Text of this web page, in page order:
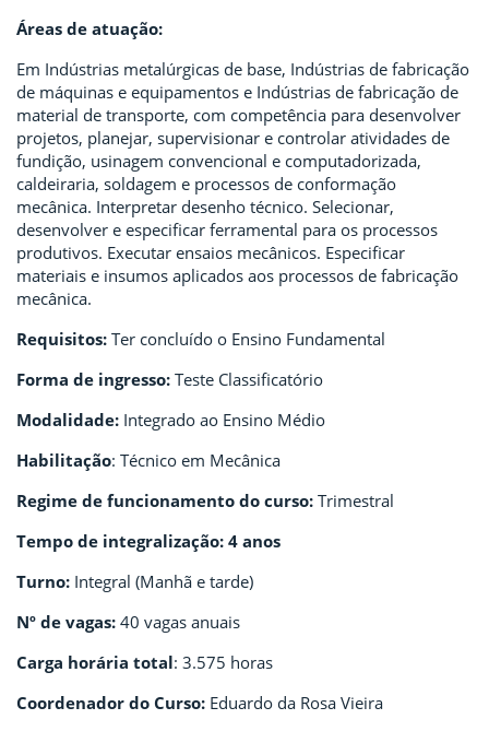
Áreas de atuação:
Em Indústrias metalúrgicas de base, Indústrias de fabricação
de máquinas e equipamentos e Indústrias de fabricação de
material de transporte, com competência para desenvolver
projetos, planejar, supervisionar e controlar atividades de
fundição, usinagem convencional e computadorizada,
caldeiraria, soldagem e processos de conformação
mecânica. Interpretar desenho técnico. Selecionar,
desenvolver e especificar ferramental para os processos
produtivos. Executar ensaios mecânicos. Especificar
materiais e insumos aplicados aos processos de fabricação
mecânica.
Requisitos: Ter concluído o Ensino Fundamental
Forma de ingresso: Teste Classificatório
Modalidade: Integrado ao Ensino Médio
Habilitação: Técnico em Mecânica
Regime de funcionamento do curso: Trimestral
Tempo de integralização: 4 anos
Turno: Integral (Manhã e tarde)
Nº de vagas: 40 vagas anuais
Carga horária total: 3.575 horas
Coordenador do Curso: Eduardo da Rosa Vieira